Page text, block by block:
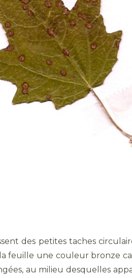
des petites taches
feuille une couleur bronze
au milieu desquelles